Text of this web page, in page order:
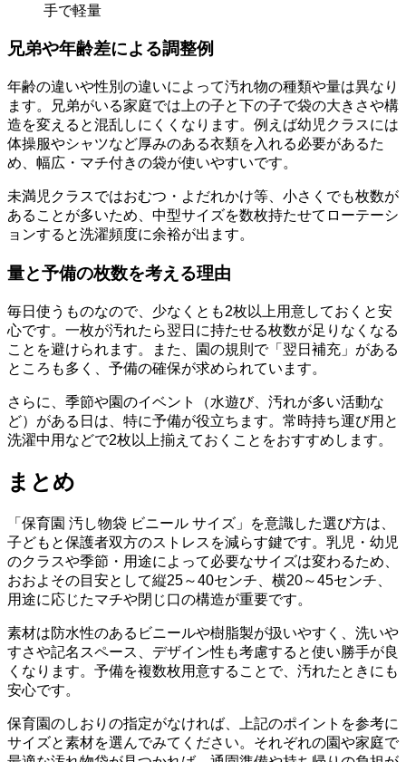
手で軽量
兄弟や年齢差による調整例
年齢の違いや性別の違いによって汚れ物の種類や量は異なり
ます。兄弟がいる家庭では上の子と下の子で袋の大きさや構
造を変えると混乱しにくくなります。例えば幼児クラスには
体操服やシャツなど厚みのある衣類を入れる必要があるた
め、幅広・マチ付きの袋が使いやすいです。
未満児クラスではおむつ・よだれかけ等、小さくでも枚数が
あることが多いため、中型サイズを数枚持たせてローテーシ
ョンすると洗濯頻度に余裕が出ます。
量と予備の枚数を考える理由
毎日使うものなので、少なくとも2枚以上用意しておくと安
心です。一枚が汚れたら翌日に持たせる枚数が足りなくなる
ことを避けられます。また、園の規則で「翌日補充」がある
ところも多く、予備の確保が求められています。
さらに、季節や園のイベント（水遊び、汚れが多い活動な
ど）がある日は、特に予備が役立ちます。常時持ち運び用と
洗濯中用などで2枚以上揃えておくことをおすすめします。
まとめ
「保育園 汚し物袋 ビニール サイズ」を意識した選び方は、
子どもと保護者双方のストレスを減らす鍵です。乳児・幼児
のクラスや季節・用途によって必要なサイズは変わるため、
おおよその目安として縦25～40センチ、横20～45センチ、
用途に応じたマチや閉じ口の構造が重要です。
素材は防水性のあるビニールや樹脂製が扱いやすく、洗いや
すさや記名スペース、デザイン性も考慮すると使い勝手が良
くなります。予備を複数枚用意することで、汚れたときにも
安心です。
保育園のしおりの指定がなければ、上記のポイントを参考に
サイズと素材を選んでみてください。それぞれの園や家庭で